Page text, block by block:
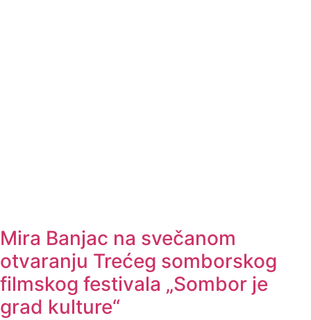
Mira Banjac na svečanom
otvaranju Trećeg somborskog
filmskog festivala „Sombor je
grad kulture“